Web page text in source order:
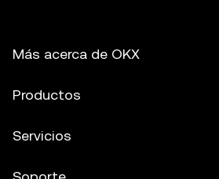
Más acerca de OKX
Productos
Servicios